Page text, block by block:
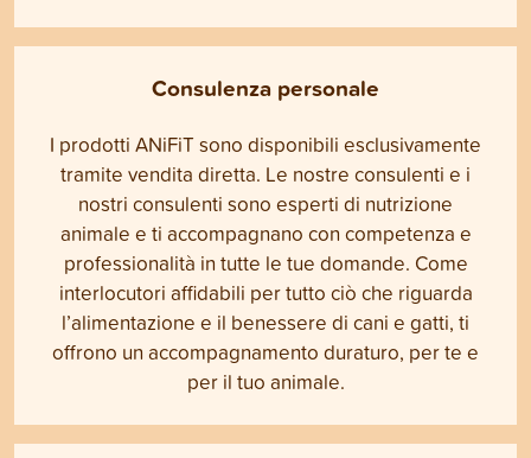
Consulenza personale
I prodotti ANiFiT sono disponibili esclusivamente
tramite vendita diretta. Le nostre consulenti e i
nostri consulenti sono esperti di nutrizione
animale e ti accompagnano con competenza e
professionalità in tutte le tue domande. Come
interlocutori affidabili per tutto ciò che riguarda
l’alimentazione e il benessere di cani e gatti, ti
offrono un accompagnamento duraturo, per te e
per il tuo animale.